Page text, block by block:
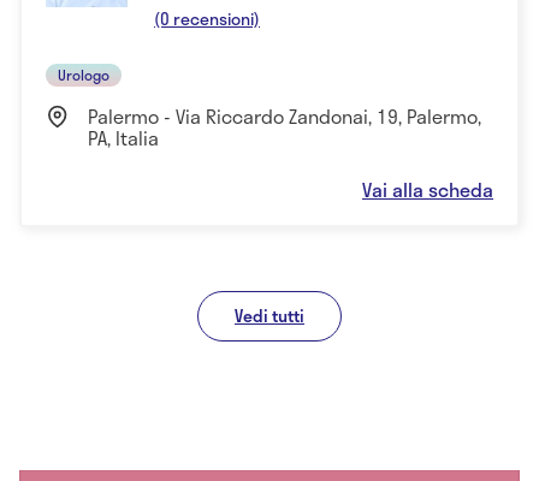
(0 recensioni)
Urologo
Palermo - Via Riccardo Zandonai, 19, Palermo,
PA, Italia
Vai alla scheda
Vedi tutti